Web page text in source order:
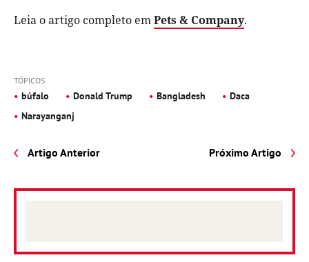
Leia o artigo completo emPets & Company.
TÓPICOS
búfalo Donald Trump Bangladesh
Daca
Narayanganj
Artigo Anterior Próximo Artigo